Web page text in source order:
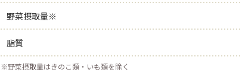
野菜摂取量※
脂質
※野菜摂取量はきのこ類・いも類を除く